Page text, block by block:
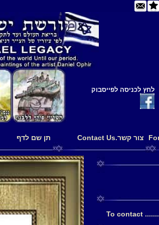
לחץ לכניסה לפייסבוק
צור קשר.Contact Us תן שם לדף
אודותי - קשר עם האמן ................ To contact